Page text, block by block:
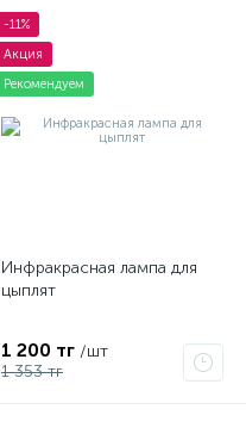
-11%
Акция
Рекомендуем
Инфракрасная лампа для
цыплят
1 200 тг /шт
1 353 тг